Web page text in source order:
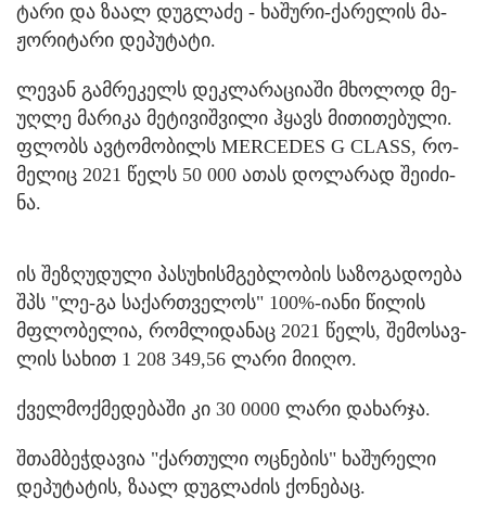
ტა­რი და ზაალ დუ­გ­ლა­ძე - ხა­შუ­რი-ქა­რე­ლის მა­
ჟო­რი­ტა­რი დე­პუ­ტა­ტი.
ლე­ვან გამ­რე­კელს დეკ­ლა­რა­ცი­ა­ში მხო­ლოდ მე­
უღ­ლე მა­რი­კა მე­ტი­ვიშ­ვი­ლი ჰყავს მი­თი­თე­ბუ­ლი.
ფლობს ავ­ტო­მო­ბილს MERCEDES G CLASS, რო­
მე­ლიც 2021 წელს 50 000 ათას დო­ლა­რად შე­ი­ძი­
ნა.
ის შე­ზღუ­დუ­ლი პა­სუ­ხის­მგებ­ლო­ბის სა­ზო­გა­დო­ე­ბა
შპს "ლე-გა სა­ქარ­თვე­ლოს" 100%-იანი წი­ლის
მფლო­ბე­ლია, რომ­ლი­და­ნაც 2021 წელს, შე­მო­სავ­
ლის სა­ხით 1 208 349,56 ლარი მი­ი­ღო.
ქველ­მოქ­მე­დე­ბა­ში კი 30 0000 ლარი და­ხარ­ჯა.
შთამ­ბეჭ­და­ვია "ქარ­თუ­ლი ოც­ნე­ბის" ხა­შუ­რე­ლი
დე­პუ­ტა­ტის, ზაალ დუ­გ­ლა­ძის ქო­ნე­ბაც.